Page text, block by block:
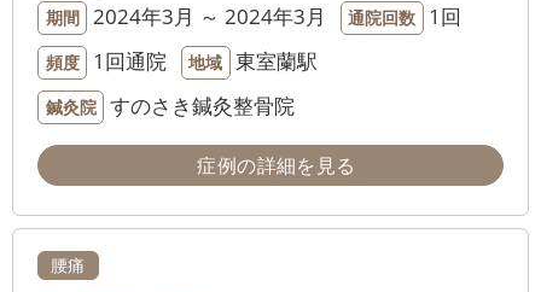
期間 2024年3月 ～ 2024年3月 通院回数 1回
頻度 1回通院 地域 東室蘭駅
鍼灸院 すのさき鍼灸整骨院
症例の詳細を見る
腰痛